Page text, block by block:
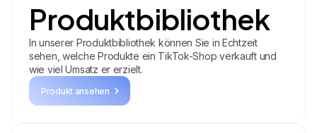
Produktbibliothek
In unserer Produktbibliothek können Sie in Echtzeit
sehen, welche Produkte ein TikTok-Shop verkauft und
wie viel Umsatz er erzielt.
Produkt ansehen